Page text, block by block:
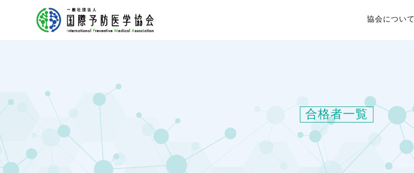
協会について
合格者一覧